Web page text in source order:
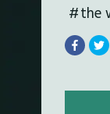
the